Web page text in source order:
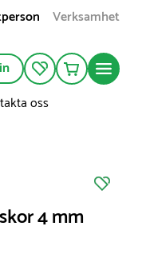
Verksamhet
oss
4 mm